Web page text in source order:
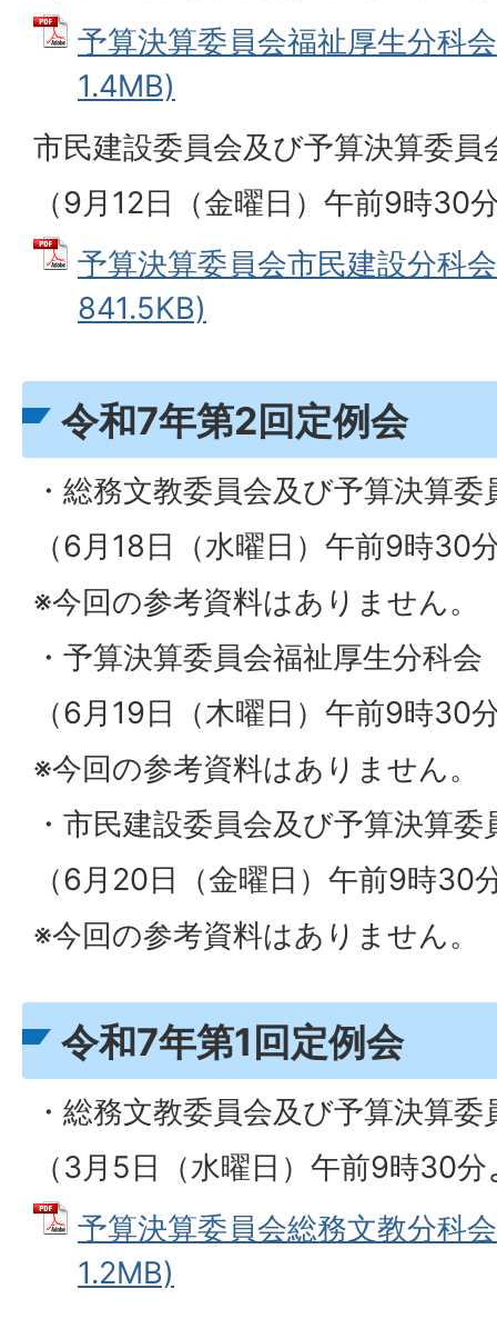
予算決算委員会福祉厚生分科
1.4MB)
市民建設委員会及び予算決算委員
（9月12日（金曜日）午前9時30
予算決算委員会市民建設分科
841.5KB)
令和7年第2回定例会
・総務文教委員会及び予算決算
（6月18日（水曜日）午前9時30
※今回の参考資料はありません。
・予算決算委員会福祉厚生分科会
（6月19日（木曜日）午前9時30
※今回の参考資料はありません。
・市民建設委員会及び予算決算
（6月20日（金曜日）午前9時30
※今回の参考資料はありません。
令和7年第1回定例会
・総務文教委員会及び予算決算
（3月5日（水曜日）午前9時30
予算決算委員会総務文教分科
1.2MB)